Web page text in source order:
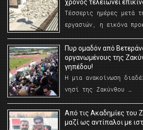
χρόνος τελειώνει
Τέσσερις ημέρες μετά
εργασιών, η εικόνα
Πυρ ομαδόν από
οργανωμένους της
γηπέδου!
Η μια ανακοίνωση
νησί της Ζακύνθου …
Από τις Ακαδημίες του
μαζί ως αντίπαλοι με